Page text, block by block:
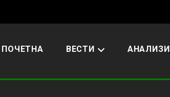
ПОЧЕТНА ВЕСТИ АНАЛИЗИ